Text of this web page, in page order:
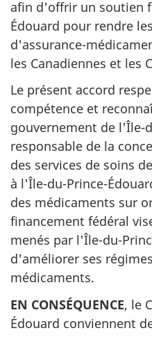
afin d'offrir un soutien
Édouard pour rendre
d'assurance-
les Canadiennes et les
Le présent accord
compétence et
gouvernement de l'Île-
responsable de la
des services de soins
à l'Île-du-Prince-
des médicaments sur
financement fédéral
menés par l'Île-du-
d'améliorer ses
médicaments.
EN CONSÉQUENCE, le
Édouard conviennent